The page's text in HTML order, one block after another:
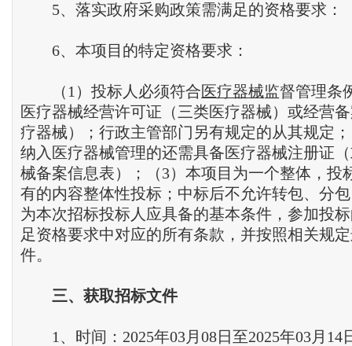
5、落实政府采购政策需满足的资格要求：
6、本项目的特定资格要求：
（1）投标人必须符合医疗器械监督管理条
医疗器械经营许可证（三类医疗器械）或经营
疗器械）；行政主管部门另有规定的从其规定
纳入医疗器械管理的还需具备医疗器械注册证
械备案信息表）；（3）本项目为一个整体，投
有的内容整体性投标；中标后不允许转包、分
为本次招标投标人应具备的基本条件，参加投
足资格要求中对应的所有条款，并按照相关规
件。
三、 获取招标文件
1、时间：2025年03月08日至2025年03月14